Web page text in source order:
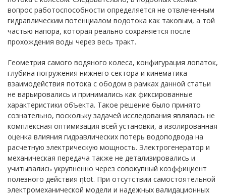
вопрос работоспособности определяется не отвлеченным
гидравлическим потенциалом водотока как таковым, а той
частью напора, которая реально сохраняется после
прохождения воды через весь тракт.
Геометрия самого водяного колеса, конфигурация лопаток,
глубина погружения нижнего сектора и кинематика
взаимодействия потока с ободом в рамках данной статьи
не варьировались и принимались как фиксированные
характеристики объекта. Такое решение было принято
сознательно, поскольку задачей исследования являлась не
комплексная оптимизация всей установки, а изолированная
оценка влияния гидравлических потерь водоподвода на
расчетную электрическую мощность. Электрогенератор и
механическая передача также не детализировались и
учитывались укрупненно через совокупный коэффициент
полезного действия ηtot. При отсутствии самостоятельной
электромеханической модели и надежных валидационных